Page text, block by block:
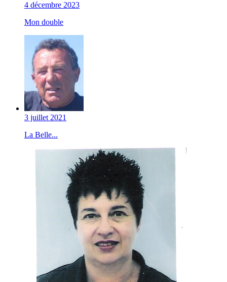
4 décembre 2023
Mon double
3 juillet 2021
La Belle...